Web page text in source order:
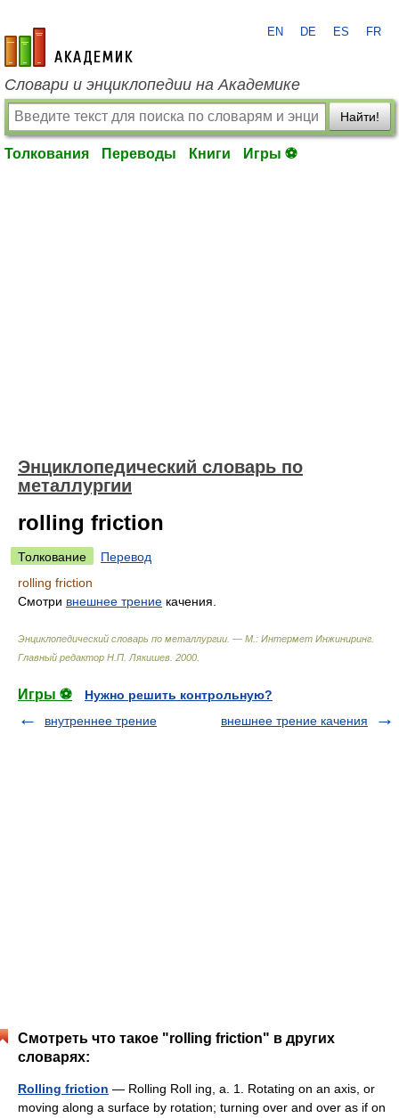
academic.ru
EN DE ES FR
Словари и энциклопедии на Академике
Найти!
Толкования Переводы Книги Игры ⚽
Энциклопедический словарь по
металлургии
rolling friction
Толкование
Перевод
rolling friction
Смотри внешнее трение качения.
Энциклопедический словарь по металлургии. — М.: Интермет Инжиниринг
Главный редактор Н.П. Лякишев 2000
Игры ⚽
Нужно решить контрольную?
внутреннее трение
внешнее трение качения
Смотреть что такое "rolling friction" в других
словарях:
Rolling friction — Rolling Roll ing, a. 1. Rotating on an axis, or
moving along a surface by rotation; turning over and over as if on